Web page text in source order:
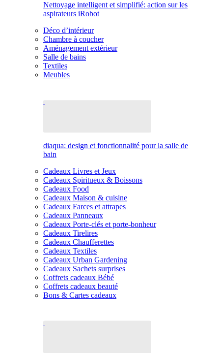
Nettoyage intelligent et simplifié: action sur les
aspirateurs iRobot
Déco d’intérieur
Chambre à coucher
Aménagement extérieur
Salle de bains
Textiles
Meubles
diaqua: design et fonctionnalité pour la salle de
bain
Cadeaux Livres et Jeux
Cadeaux Spiritueux & Boissons
Cadeaux Food
Cadeaux Maison & cuisine
Cadeaux Farces et attrapes
Cadeaux Panneaux
Cadeaux Porte-clés et porte-bonheur
Cadeaux Tirelires
Cadeaux Chaufferettes
Cadeaux Textiles
Cadeaux Urban Gardening
Cadeaux Sachets surprises
Coffrets cadeaux Bébé
Coffrets cadeaux beauté
Bons & Cartes cadeaux